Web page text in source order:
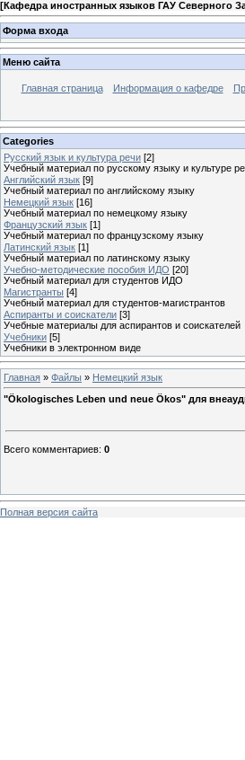
[Кафедра иностранных языков ГАУ Северного
Форма входа
Меню сайта
Главная страница Информация о кафедре
Categories
Русский язык и культура речи [2]
Учебный материал по русскому языку и культуре
Английский язык [9]
Учебный материал по английскому языку
Немецкий язык [16]
Учебный материал по немецкому языку
Французский язык [1]
Учебный материал по французскому языку
Латинский язык [1]
Учебный материал по латинскому языку
Учебно-методические пособия ИДО [20]
Учебный материал для студентов ИДО
Магистранты [4]
Учебный материал для студентов-магистрантов
Аспиранты и соискатели [3]
Учебные материалы для аспирантов и соискателей
Учебники [5]
Учебники в электронном виде
Главная » Файлы » Немецкий язык
"Ökologisches Leben und neue Ökos" для
Всего комментариев: 0
Полная версия сайта